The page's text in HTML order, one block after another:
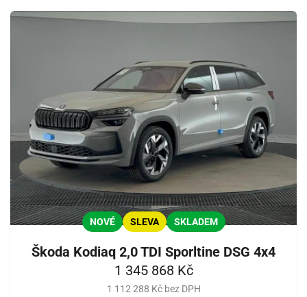
NOVÉ SLEVA SKLADEM
Škoda Kodiaq 2,0 TDI Sporltine DSG 4x4
1 345 868 Kč
1 112 288 Kč bez DPH